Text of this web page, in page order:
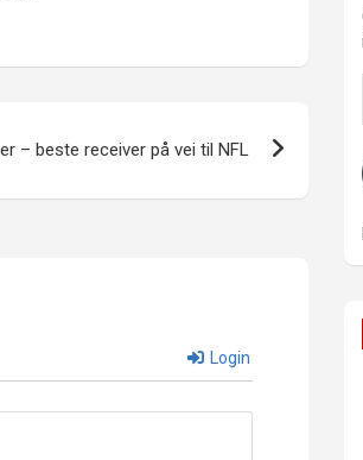
– beste receiver på vei til NFL
Login